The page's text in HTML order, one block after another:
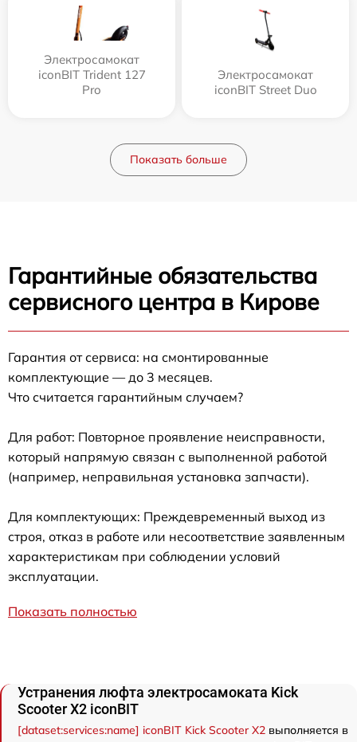
Электросамокат
iconBIT Trident 127
Pro
Электросамокат
iconBIT Street Duo
Показать больше
Гарантийные обязательства
сервисного центра в Кирове
Гарантия от сервиса: на смонтированные
комплектующие — до 3 месяцев.
Что считается гарантийным случаем?
Для работ: Повторное проявление неисправности,
который напрямую связан с выполненной работой
(например, неправильная установка запчасти).
Для комплектующих: Преждевременный выход из
строя, отказ в работе или несоответствие заявленным
характеристикам при соблюдении условий
эксплуатации.
Показать полностью
Устранения люфта электросамоката Kick
Scooter X2 iconBIT
[dataset:services:name] iconBIT Kick Scooter X2 выполняется в